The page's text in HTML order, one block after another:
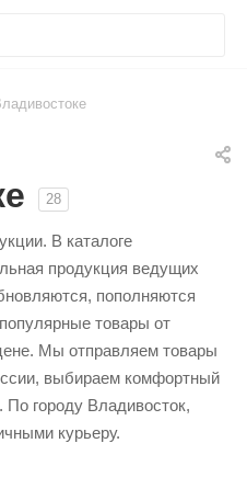
28
В каталоге
продукция ведущих
пополняются
товары от
Мы отправляем товары
выбираем комфортный
По городу Владивосток,
курьеру.